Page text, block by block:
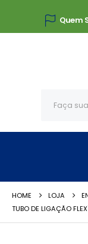
Quem
HOME LOJA
TUBO DE LIGAÇÃO